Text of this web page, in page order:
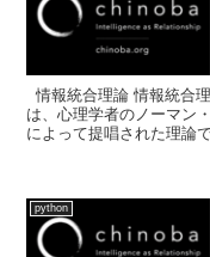
情報統合理論 情報統合
は、心理学者のノーマン
によって提唱された理論
python